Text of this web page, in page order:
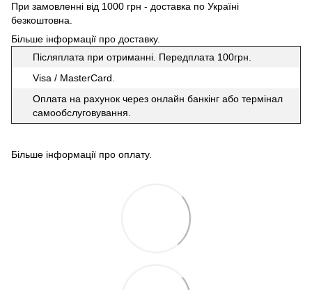
При замовленні від 1000 грн - доставка по Україні
безкоштовна.
Більше інформації про доставку.
Післяплата при отриманні. Передплата 100грн.
Visa / MasterCard.
Оплата на рахунок через онлайн банкінг або термінал
самообслуговування.
Більше інформації про оплату.